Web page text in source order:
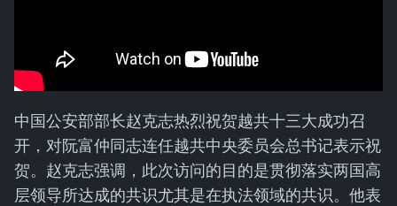
中国公安部部长赵克志热烈祝贺越共十三大成功召
开，对阮富仲同志连任越共中央委员会总书记表示祝
贺。赵克志强调，此次访问的目的是贯彻落实两国高
层领导所达成的共识尤其是在执法领域的共识。他表